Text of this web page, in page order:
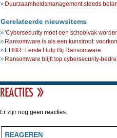
Duurzaamheidsmanagement steeds
Gerelateerde nieuwsitems
'Cybersecurity moet een schoolvak
Ransomware is als een kunstroof:
EHBR: Eerste Hulp Bij Ransomware
Ransomware blijft top cybersecurity-
Er zijn nog geen reacties.
REAGEREN